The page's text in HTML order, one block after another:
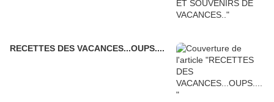
RECETTES DES VACANCES...OUPS....